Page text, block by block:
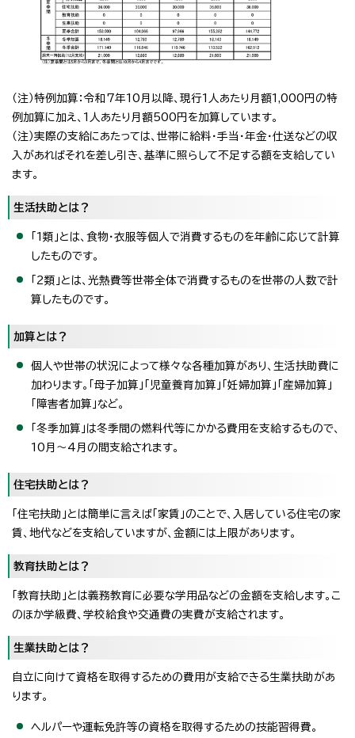
（注）特例加算：令和7年10月以降、現行1人あたり月額1,000円の特
例加算に加え、1人あたり月額500円を加算しています。
（注）実際の支給にあたっては、世帯に給料・手当・年金・仕送などの収
入があればそれを差し引き、基準に照らして不足する額を支給してい
ます。
生活扶助とは？
「1類」とは、食物・衣服等個人で消費するものを年齢に応じて計算
したものです。
「2類」とは、光熱費等世帯全体で消費するものを世帯の人数で計
算したものです。
加算とは？
個人や世帯の状況によって様々な各種加算があり、生活扶助費に
加わります。「母子加算」「児童養育加算」「妊婦加算」「産婦加算」
「障害者加算」など。
「冬季加算」は冬季間の燃料代等にかかる費用を支給するもので、
10月～4月の間支給されます。
住宅扶助とは？
「住宅扶助」とは簡単に言えば「家賃」のことで、入居している住宅の家
賃、地代などを支給していますが、金額には上限があります。
教育扶助とは？
「教育扶助」とは義務教育に必要な学用品などの金額を支給します。こ
のほか学級費、学校給食や交通費の実費が支給されます。
生業扶助とは？
自立に向けて資格を取得するための費用が支給できる生業扶助があ
ります。
ヘルパーや運転免許等の資格を取得するための技能習得費。